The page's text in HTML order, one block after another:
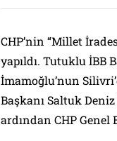
CHP’nin “Millet
yapıldı. Tutuklu İBB
İmamoğlu’nun
Başkanı Saltuk
ardından CHP Genel